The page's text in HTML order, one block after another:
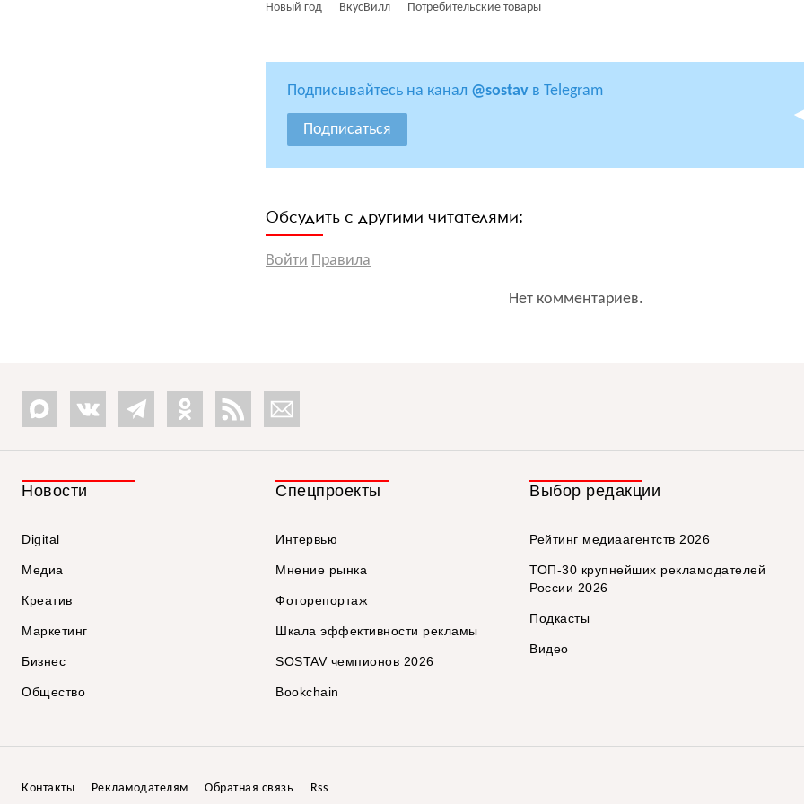
Новый год ВкусВилл Потребительские товары
Подписывайтесь на канал @sostav в Telegram
Подписаться
Обсудить с другими читателями:
Войти Правила
Нет комментариев.
Новости
Digital
Медиа
Креатив
Маркетинг
Бизнес
Общество
Спецпроекты
Интервью
Мнение рынка
Фоторепортаж
Шкала эффективности рекламы
SOSTAV чемпионов 2026
Bookchain
Выбор редакции
Рейтинг медиаагентств 2026
ТОП-30 крупнейших рекламодателей
России 2026
Подкасты
Видео
Контакты Рекламодателям Обратная связь Rss